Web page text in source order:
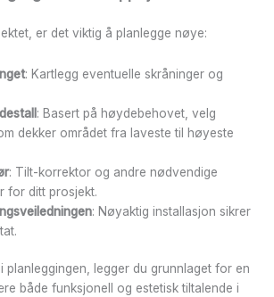
er det viktig å planlegge nøye:
: Kartlegg eventuelle skråninger og
: Basert på høydebehovet, velg
dekker området fra laveste til høyeste
: Tilt-korrektor og andre nødvendige
for ditt prosjekt.
: Nøyaktig installasjon sikrer
planleggingen, legger du grunnlaget for en
både funksjonell og estetisk tiltalende i